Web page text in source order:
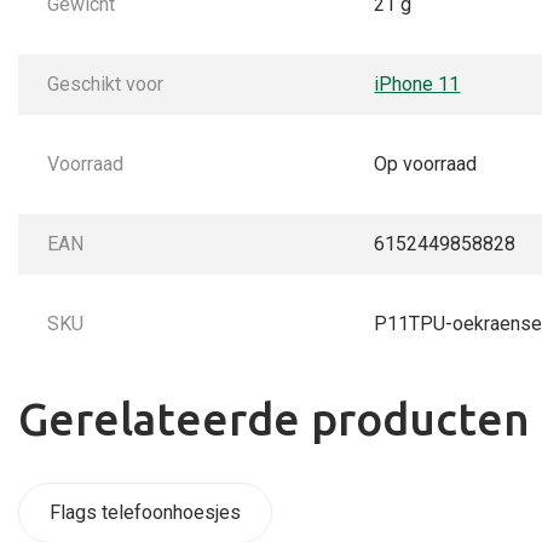
Geschikt voor iPhone 11
Voorraad Op voorraad
EAN 6152449858828
SKU P11TPU-
Gerelateerde producten
Flags telefoonhoesjes